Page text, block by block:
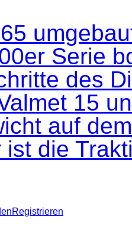
Serie
des
15
auf
die
Registrieren